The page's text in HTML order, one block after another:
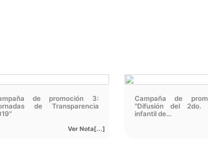
de promoción 3:
de Transparencia
Ver Nota[...]
Campaña de
"Difusión del 2do.
infantil de…